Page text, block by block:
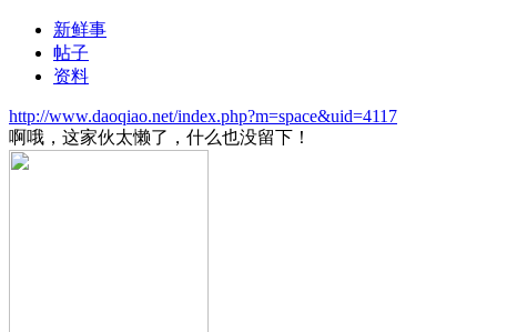
新鲜事
帖子
资料
http://www.daoqiao.net/index.php?m=space&uid=4117
啊哦，这家伙太懒了，什么也没留下！